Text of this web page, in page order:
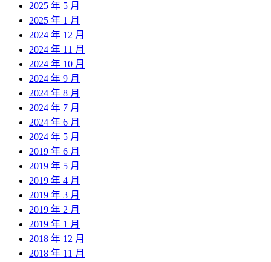
2025 年 5 月
2025 年 1 月
2024 年 12 月
2024 年 11 月
2024 年 10 月
2024 年 9 月
2024 年 8 月
2024 年 7 月
2024 年 6 月
2024 年 5 月
2019 年 6 月
2019 年 5 月
2019 年 4 月
2019 年 3 月
2019 年 2 月
2019 年 1 月
2018 年 12 月
2018 年 11 月